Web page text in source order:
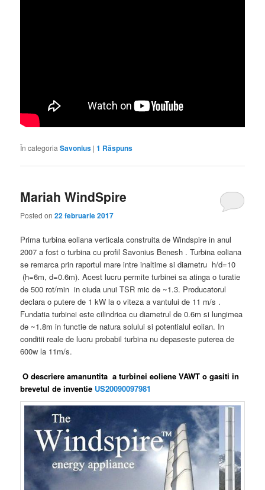
În categoria Savonius |1 Răspuns
Mariah WindSpire
Posted on22 februarie 2017
Prima turbina eoliana verticala construita de Windspire in anul
2007 a fost o turbina cu profil Savonius Benesh . Turbina eoliana
se remarca prin raportul mare intre inaltime si diametru h/d=10
(h=6m, d=0.6m). Acest lucru permite turbinei sa atinga o turatie
de 500 rot/min in ciuda unui TSR mic de ~1.3. Producatorul
declara o putere de 1 kW la o viteza a vantului de 11 m/s .
Fundatia turbinei este cilindrica cu diametrul de 0.6m si lungimea
de ~1.8m in functie de natura solului si potentialul eolian. In
conditii reale de lucru probabil turbina nu depaseste puterea de
600w la 11m/s.
O descriere amanuntita a turbinei eoliene VAWT o gasiti in
brevetul de inventie US20090097981